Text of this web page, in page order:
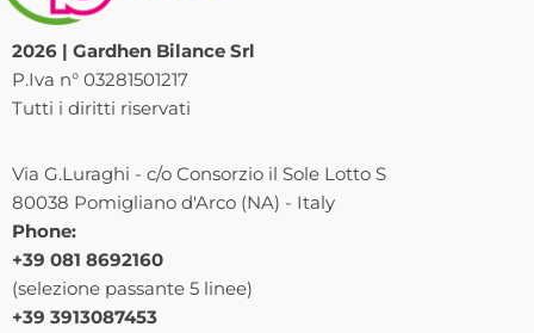
2026 | Gardhen Bilance Srl
P.Iva n° 03281501217
Tutti i diritti riservati
Via G.Luraghi - c/o Consorzio il Sole Lotto S
80038 Pomigliano d'Arco (NA) - Italy
Phone:
+39 081 8692160
(selezione passante 5 linee)
+39 3913087453